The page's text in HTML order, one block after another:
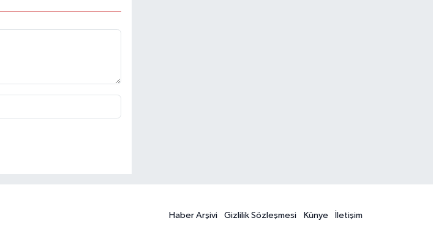
Haber Arşivi Gizlilik Sözleşmesi Künye İletişim